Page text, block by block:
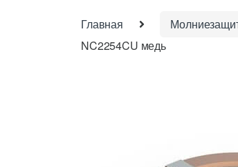
Главная
NC2254CU медь